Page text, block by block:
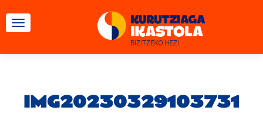
TOGGLE NAVIGATION
IMG20230329103731